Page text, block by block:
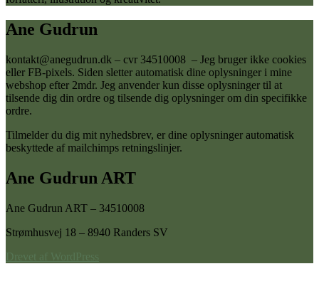
Ane Gudrun
kontakt@anegudrun.dk – cvr 34510008 – Jeg bruger ikke cookies
eller FB-pixels. Siden sletter automatisk dine oplysninger i mine
webshop efter 2mdr. Jeg anvender kun disse oplysninger til at
tilsende dig din ordre og tilsende dig oplysninger om din specifikke
ordre.
Tilmelder du dig mit nyhedsbrev, er dine oplysninger automatisk
beskyttede af mailchimps retningslinjer.
Ane Gudrun ART
Ane Gudrun ART – 34510008
Strømhusvej 18 – 8940 Randers SV